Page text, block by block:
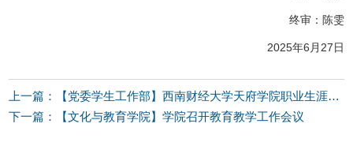
终审：陈雯
2025年6月27日
上一篇：【党委学生工作部】西南财经大学天府学院职业生涯规划课程金课评选活动顺利举行
下一篇：【文化与教育学院】学院召开教育教学工作会议